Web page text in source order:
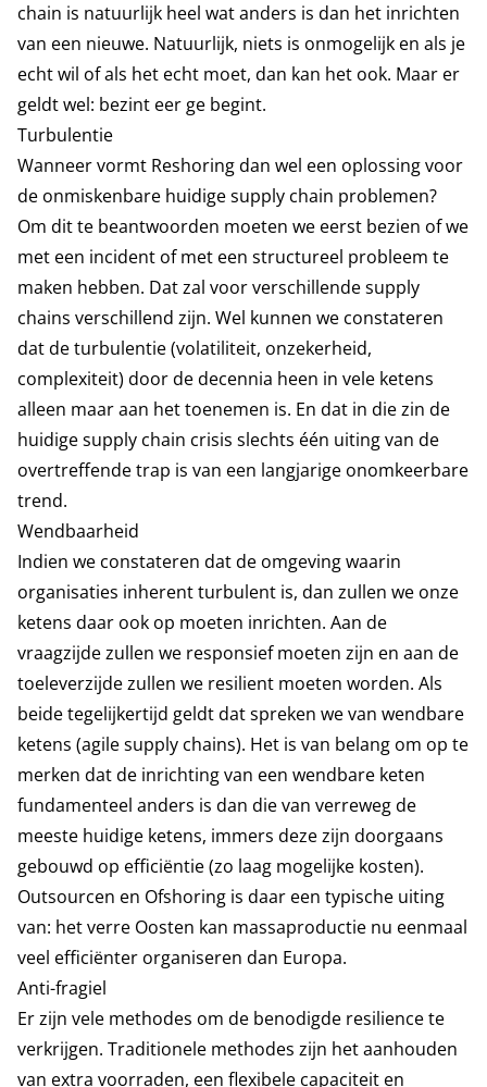
chain is natuurlijk heel wat anders is dan het inrichten
van een nieuwe. Natuurlijk, niets is onmogelijk en als je
echt wil of als het echt moet, dan kan het ook. Maar er
geldt wel: bezint eer ge begint.
Turbulentie
Wanneer vormt Reshoring dan wel een oplossing voor
de onmiskenbare huidige supply chain problemen?
Om dit te beantwoorden moeten we eerst bezien of we
met een incident of met een structureel probleem te
maken hebben. Dat zal voor verschillende supply
chains verschillend zijn. Wel kunnen we constateren
dat de turbulentie (volatiliteit, onzekerheid,
complexiteit) door de decennia heen in vele ketens
alleen maar aan het toenemen is. En dat in die zin de
huidige supply chain crisis slechts één uiting van de
overtreffende trap is van een langjarige onomkeerbare
trend.
Wendbaarheid
Indien we constateren dat de omgeving waarin
organisaties inherent turbulent is, dan zullen we onze
ketens daar ook op moeten inrichten. Aan de
vraagzijde zullen we responsief moeten zijn en aan de
toeleverzijde zullen we resilient moeten worden. Als
beide tegelijkertijd geldt dat spreken we van wendbare
ketens (agile supply chains). Het is van belang om op te
merken dat de inrichting van een wendbare keten
fundamenteel anders is dan die van verreweg de
meeste huidige ketens, immers deze zijn doorgaans
gebouwd op efficiëntie (zo laag mogelijke kosten).
Outsourcen en Ofshoring is daar een typische uiting
van: het verre Oosten kan massaproductie nu eenmaal
veel efficiënter organiseren dan Europa.
Anti-fragiel
Er zijn vele methodes om de benodigde resilience te
verkrijgen. Traditionele methodes zijn het aanhouden
van extra voorraden, een flexibele capaciteit en